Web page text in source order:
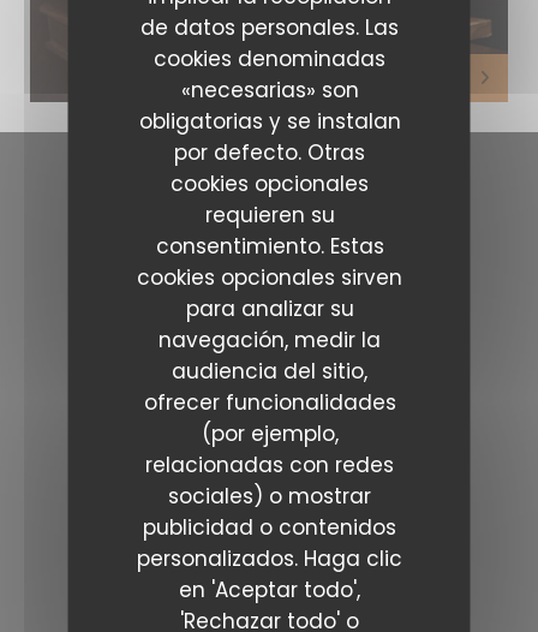
de datos personales. Las
cookies denominadas
«necesarias» son
obligatorias y se instalan
por defecto. Otras
cookies opcionales
requieren su
consentimiento. Estas
cookies opcionales sirven
para analizar su
navegación, medir la
audiencia del sitio,
ofrecer funcionalidades
(por ejemplo,
relacionadas con redes
sociales) o mostrar
publicidad o contenidos
personalizados. Haga clic
en 'Aceptar todo',
'Rechazar todo' o
Contacto
La Maison de l'Aubrac
37 Rue Marbeuf 75008 PARIS
01 43 59 05 14
Seguirnos
Facebook ((abre en una nueva
Instagram ((abre en una
BOLETÍN
Reserva